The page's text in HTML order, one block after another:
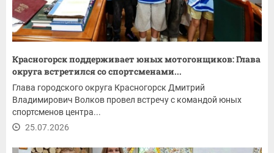
Красногорск поддерживает юных мотогонщиков: Глава
округа встретился со спортсменами...
Глава городского округа Красногорск Дмитрий
Владимирович Волков провел встречу с командой юных
спортсменов центра...
25.07.2026